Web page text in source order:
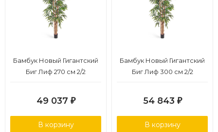
Бамбук Новый Гигантский
Биг Лиф 270 см 2/2
49 037 ₽
В корзину
Бамбук Новый Гигантский
Биг Лиф 300 см 2/2
54 843 ₽
В корзину